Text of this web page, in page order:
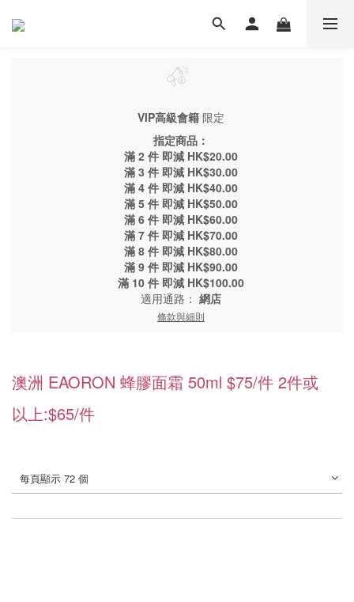
VIP高級會籍 限定
指定商品：
滿 2 件 即減 HK$20.00
滿 3 件 即減 HK$30.00
滿 4 件 即減 HK$40.00
滿 5 件 即減 HK$50.00
滿 6 件 即減 HK$60.00
滿 7 件 即減 HK$70.00
滿 8 件 即減 HK$80.00
滿 9 件 即減 HK$90.00
滿 10 件 即減 HK$100.00
適用通路： 網店
條款與細則
澳洲 EAORON 蜂膠面霜 50ml $75/件 2件或
以上:$65/件
每頁顯示 72 個